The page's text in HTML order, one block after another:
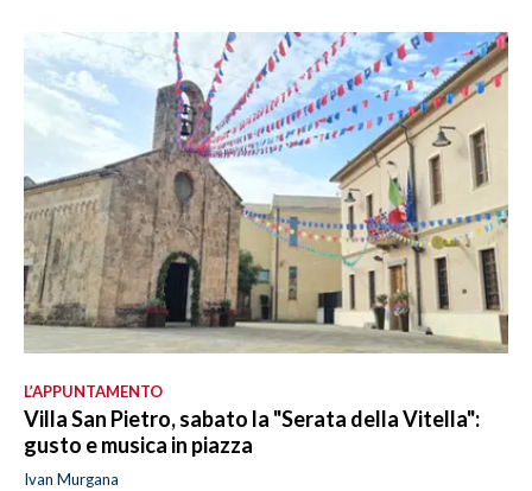
L’APPUNTAMENTO
Villa San Pietro, sabato la "Serata della Vitella":
gusto e musica in piazza
Ivan Murgana